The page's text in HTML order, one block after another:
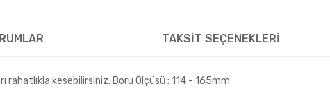
TAKSİT SEÇENEKLERİ
rahatlıkla kesebilirsiniz. Boru Ölçüsü : 114 - 165mm